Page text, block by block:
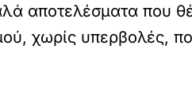
αποτελέσματα που
χωρίς υπερβολές,